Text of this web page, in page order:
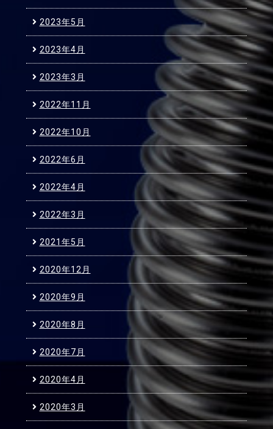
2023年5月
2023年4月
2023年3月
2022年11月
2022年10月
2022年6月
2022年4月
2022年3月
2021年5月
2020年12月
2020年9月
2020年8月
2020年7月
2020年4月
2020年3月